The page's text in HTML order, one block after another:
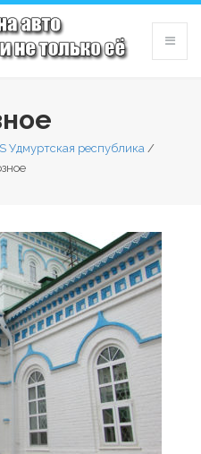
Удмуртская республика /